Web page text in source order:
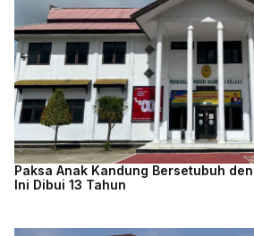
Paksa Anak Kandung Bersetubuh
Ini Dibui 13 Tahun